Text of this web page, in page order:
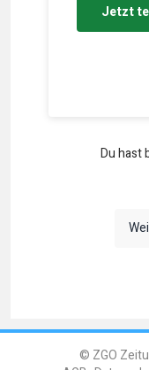
Jetzt
Du hast
© ZGO